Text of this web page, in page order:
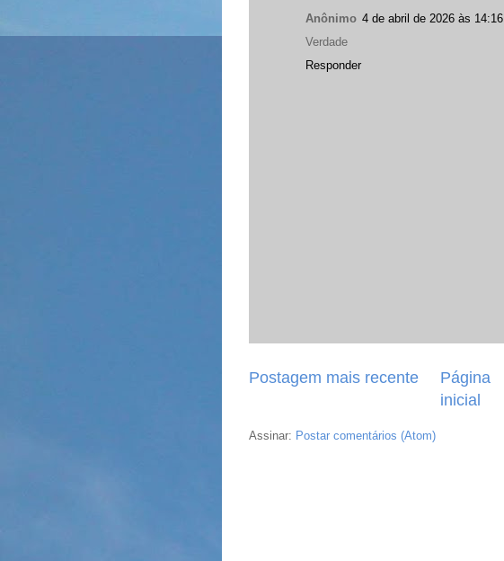
Anônimo 4 de abril de 2026 às 14:16
Verdade
Responder
Postagem mais recente
Página
inicial
Assinar: Postar comentários (Atom)